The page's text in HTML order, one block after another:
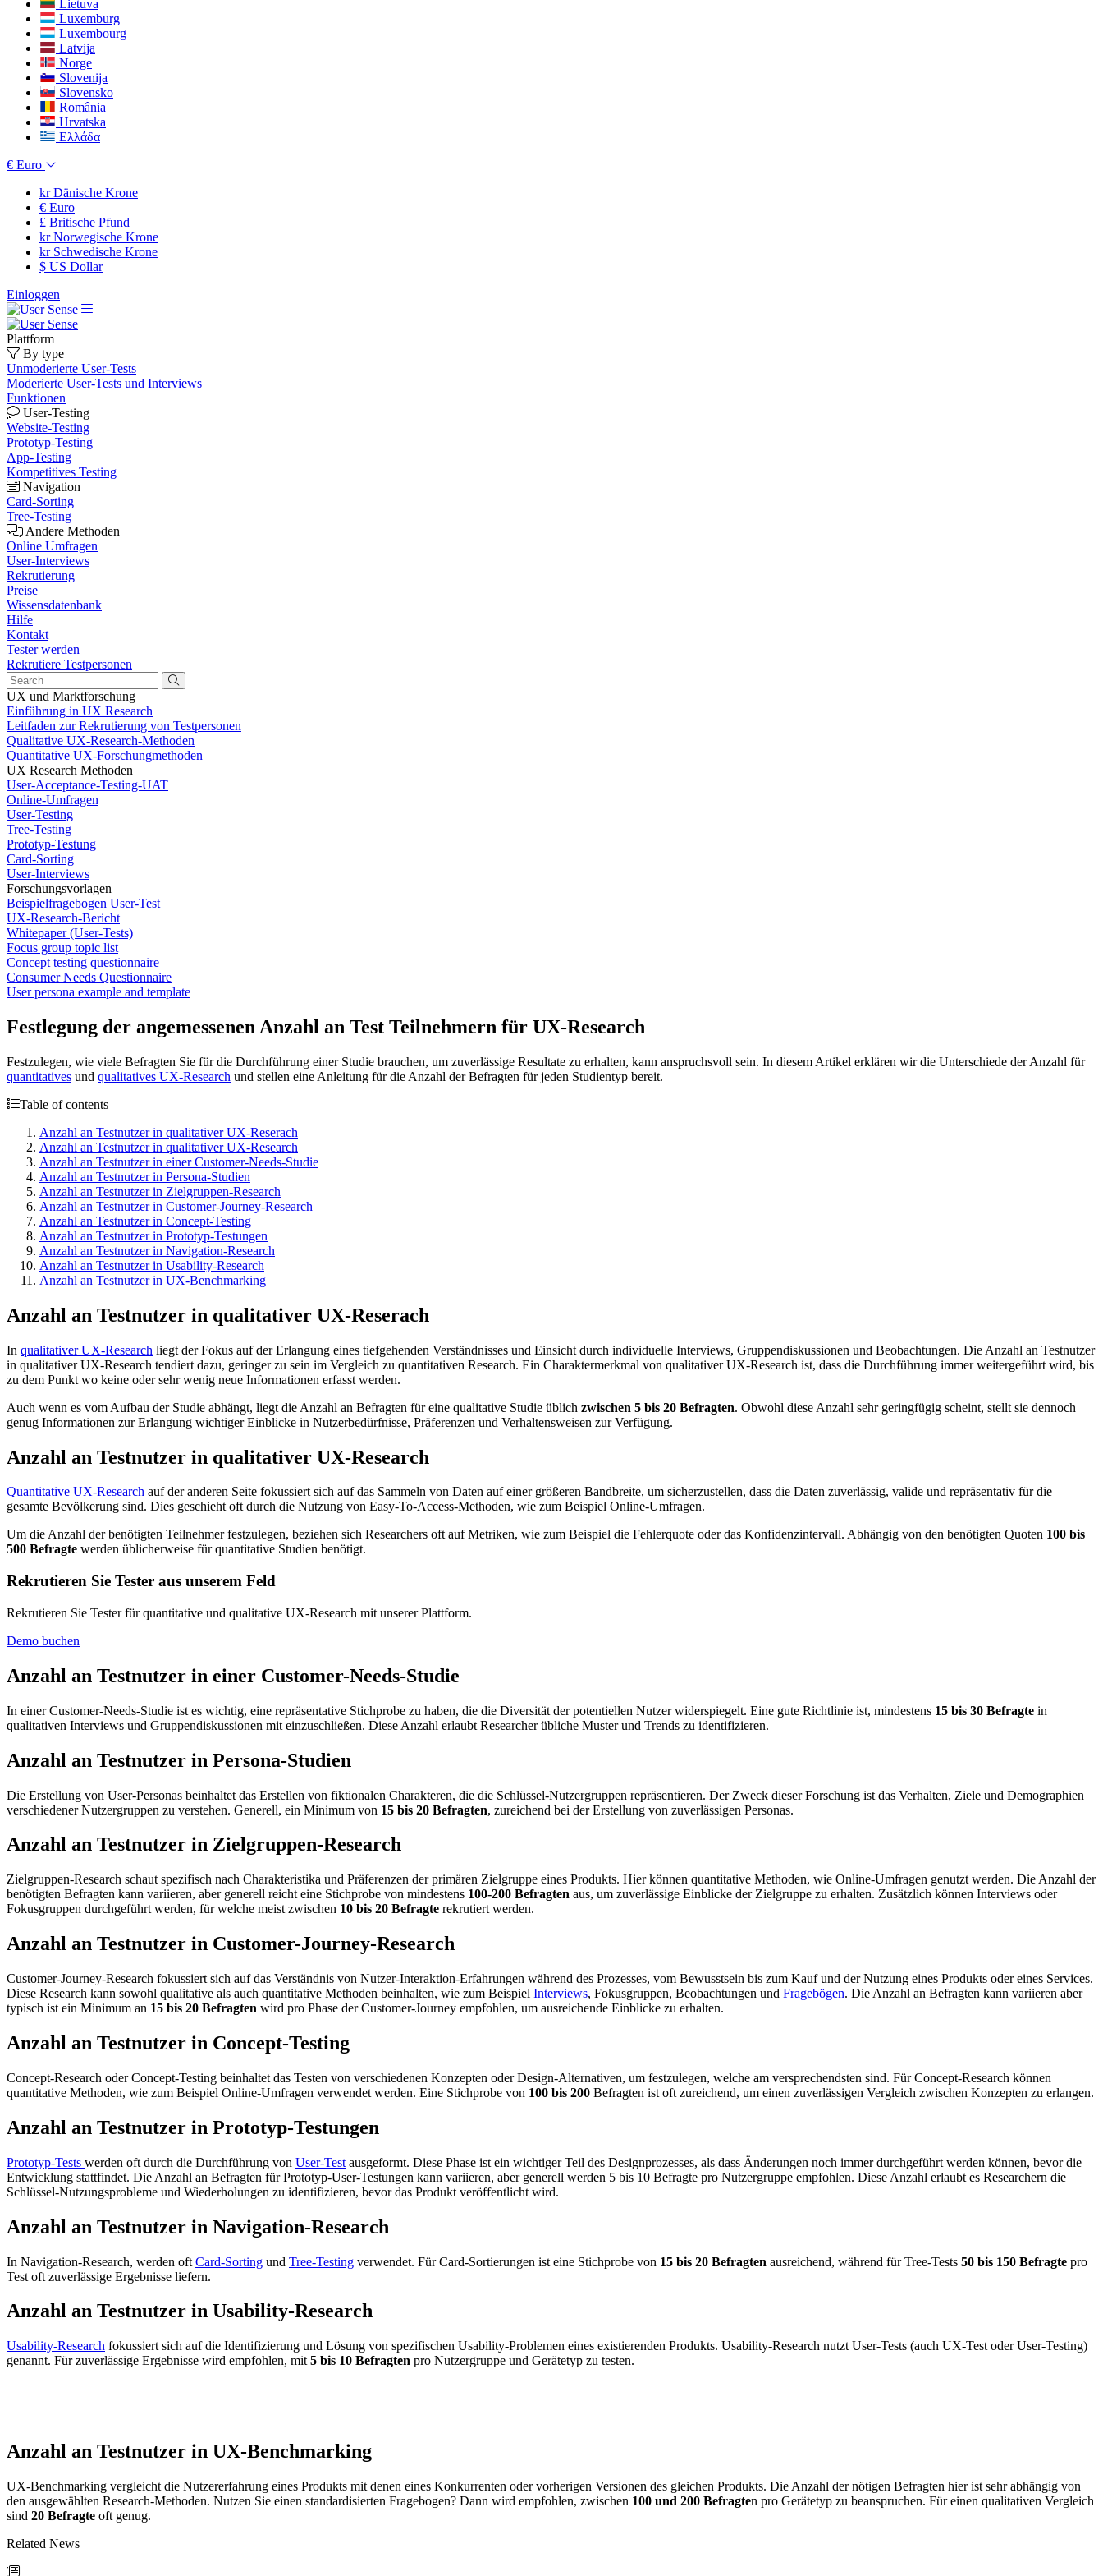
Lietuva
Luxemburg
Luxembourg
Latvija
Norge
Slovenija
Slovensko
România
Hrvatska
Ελλάδα
€ Euro
krDänische Krone
€ Euro
£ Britische Pfund
krNorwegische Krone
krSchwedische Krone
$ US Dollar
Einloggen
Plattform
By type
Unmoderierte User-Tests
Moderierte User-Tests und Interviews
Funktionen
User-Testing
Website-Testing
Prototyp-Testing
App-Testing
Kompetitives Testing
Navigation
Card-Sorting
Tree-Testing
Andere Methoden
Online Umfragen
User-Interviews
Rekrutierung
Preise
Wissensdatenbank
Hilfe
Kontakt
Tester werden
Rekrutiere Testpersonen
UX und Marktforschung
Einführung in UX Research
Leitfaden zur Rekrutierung von Testpersonen
Qualitative UX-Research-Methoden
Quantitative UX-Forschungmethoden
UX Research Methoden
User-Acceptance-Testing-UAT
Online-Umfragen
User-Testing
Tree-Testing
Prototyp-Testung
Card-Sorting
User-Interviews
Forschungsvorlagen
Beispielfragebogen User-Test
UX-Research-Bericht
Whitepaper (User-Tests)
Focus group topic list
Concept testing questionnaire
Consumer Needs Questionnaire
User persona example and template
Festlegung der angemessenen Anzahl an Test Teilnehmern für UX-Research
Festzulegen, wie viele Befragten Sie für die Durchführung einer Studie brauchen, um zuverlässige Resultate zu erhalten, kann anspruchsvoll sein. In diesem Artikel erklären wir die Unterschiede der Anzahl für
quantitatives und qualitatives UX-Research und stellen eine Anleitung für die Anzahl der Befragten für jeden Studientyp bereit.
Table of contents
Anzahl an Testnutzer in qualitativer UX-Reserach
Anzahl an Testnutzer in qualitativer UX-Research
Anzahl an Testnutzer in einer Customer-Needs-Studie
Anzahl an Testnutzer in Persona-Studien
Anzahl an Testnutzer in Zielgruppen-Research
Anzahl an Testnutzer in Customer-Journey-Research
Anzahl an Testnutzer in Concept-Testing
Anzahl an Testnutzer in Prototyp-Testungen
Anzahl an Testnutzer in Navigation-Research
Anzahl an Testnutzer in Usability-Research
Anzahl an Testnutzer in UX-Benchmarking
Anzahl an Testnutzer in qualitativer UX-Reserach
In qualitativer UX-Research liegt der Fokus auf der Erlangung eines tiefgehenden Verständnisses und Einsicht durch individuelle Interviews, Gruppendiskussionen und Beobachtungen. Die Anzahl an Testnutzer
in qualitativer UX-Research tendiert dazu, geringer zu sein im Vergleich zu quantitativen Research. Ein Charaktermerkmal von qualitativer UX-Research ist, dass die Durchführung immer weitergeführt wird, bis
zu dem Punkt wo keine oder sehr wenig neue Informationen erfasst werden.
Auch wenn es vom Aufbau der Studie abhängt, liegt die Anzahl an Befragten für eine qualitative Studie üblich zwischen 5 bis 20 Befragten. Obwohl diese Anzahl sehr geringfügig scheint, stellt sie dennoch
genug Informationen zur Erlangung wichtiger Einblicke in Nutzerbedürfnisse, Präferenzen und Verhaltensweisen zur Verfügung.
Anzahl an Testnutzer in qualitativer UX-Research
Quantitative UX-Research auf der anderen Seite fokussiert sich auf das Sammeln von Daten auf einer größeren Bandbreite, um sicherzustellen, dass die Daten zuverlässig, valide und repräsentativ für die
gesamte Bevölkerung sind. Dies geschieht oft durch die Nutzung von Easy-To-Access-Methoden, wie zum Beispiel Online-Umfragen.
Um die Anzahl der benötigten Teilnehmer festzulegen, beziehen sich Researchers oft auf Metriken, wie zum Beispiel die Fehlerquote oder das Konfidenzintervall. Abhängig von den benötigten Quoten 100 bis
500 Befragte werden üblicherweise für quantitative Studien benötigt.
Rekrutieren Sie Tester aus unserem Feld
Rekrutieren Sie Tester für quantitative und qualitative UX-Research mit unserer Plattform.
Demo buchen
Anzahl an Testnutzer in einer Customer-Needs-Studie
In einer Customer-Needs-Studie ist es wichtig, eine repräsentative Stichprobe zu haben, die die Diversität der potentiellen Nutzer widerspiegelt. Eine gute Richtlinie ist, mindestens 15 bis 30 Befragte in
qualitativen Interviews und Gruppendiskussionen mit einzuschließen. Diese Anzahl erlaubt Researcher übliche Muster und Trends zu identifizieren.
Anzahl an Testnutzer in Persona-Studien
Die Erstellung von User-Personas beinhaltet das Erstellen von fiktionalen Charakteren, die die Schlüssel-Nutzergruppen repräsentieren. Der Zweck dieser Forschung ist das Verhalten, Ziele und Demographien
verschiedener Nutzergruppen zu verstehen. Generell, ein Minimum von 15 bis 20 Befragten, zureichend bei der Erstellung von zuverlässigen Personas.
Anzahl an Testnutzer in Zielgruppen-Research
Zielgruppen-Research schaut spezifisch nach Charakteristika und Präferenzen der primären Zielgruppe eines Produkts. Hier können quantitative Methoden, wie Online-Umfragen genutzt werden. Die Anzahl der
benötigten Befragten kann variieren, aber generell reicht eine Stichprobe von mindestens 100-200 Befragten aus, um zuverlässige Einblicke der Zielgruppe zu erhalten. Zusätzlich können Interviews oder
Fokusgruppen durchgeführt werden, für welche meist zwischen 10 bis 20 Befragte rekrutiert werden.
Anzahl an Testnutzer in Customer-Journey-Research
Customer-Journey-Research fokussiert sich auf das Verständnis von Nutzer-Interaktion-Erfahrungen während des Prozesses, vom Bewusstsein bis zum Kauf und der Nutzung eines Produkts oder eines Services.
Diese Research kann sowohl qualitative als auch quantitative Methoden beinhalten, wie zum Beispiel Interviews, Fokusgruppen, Beobachtungen und Fragebögen. Die Anzahl an Befragten kann variieren aber
typisch ist ein Minimum an 15 bis 20 Befragten wird pro Phase der Customer-Journey empfohlen, um ausreichende Einblicke zu erhalten.
Anzahl an Testnutzer in Concept-Testing
Concept-Research oder Concept-Testing beinhaltet das Testen von verschiedenen Konzepten oder Design-Alternativen, um festzulegen, welche am versprechendsten sind. Für Concept-Research können
quantitative Methoden, wie zum Beispiel Online-Umfragen verwendet werden. Eine Stichprobe von 100 bis 200 Befragten ist oft zureichend, um einen zuverlässigen Vergleich zwischen Konzepten zu erlangen.
Anzahl an Testnutzer in Prototyp-Testungen
Prototyp-Tests werden oft durch die Durchführung von User-Test ausgeformt. Diese Phase ist ein wichtiger Teil des Designprozesses, als dass Änderungen noch immer durchgeführt werden können, bevor die
Entwicklung stattfindet. Die Anzahl an Befragten für Prototyp-User-Testungen kann variieren, aber generell werden 5 bis 10 Befragte pro Nutzergruppe empfohlen. Diese Anzahl erlaubt es Researchern die
Schlüssel-Nutzungsprobleme und Wiederholungen zu identifizieren, bevor das Produkt veröffentlicht wird.
Anzahl an Testnutzer in Navigation-Research
In Navigation-Research, werden oft Card-Sorting und Tree-Testing verwendet. Für Card-Sortierungen ist eine Stichprobe von 15 bis 20 Befragten ausreichend, während für Tree-Tests 50 bis 150 Befragte pro
Test oft zuverlässige Ergebnisse liefern.
Anzahl an Testnutzer in Usability-Research
Usability-Research fokussiert sich auf die Identifizierung und Lösung von spezifischen Usability-Problemen eines existierenden Produkts. Usability-Research nutzt User-Tests (auch UX-Test oder User-Testing)
genannt. Für zuverlässige Ergebnisse wird empfohlen, mit 5 bis 10 Befragten pro Nutzergruppe und Gerätetyp zu testen.
Anzahl an Testnutzer in UX-Benchmarking
UX-Benchmarking vergleicht die Nutzererfahrung eines Produkts mit denen eines Konkurrenten oder vorherigen Versionen des gleichen Produkts. Die Anzahl der nötigen Befragten hier ist sehr abhängig von
den ausgewählten Research-Methoden. Nutzen Sie einen standardisierten Fragebogen? Dann wird empfohlen, zwischen 100 und 200 Befragten pro Gerätetyp zu beanspruchen. Für einen qualitativen Vergleich
sind 20 Befragte oft genug.
Related News